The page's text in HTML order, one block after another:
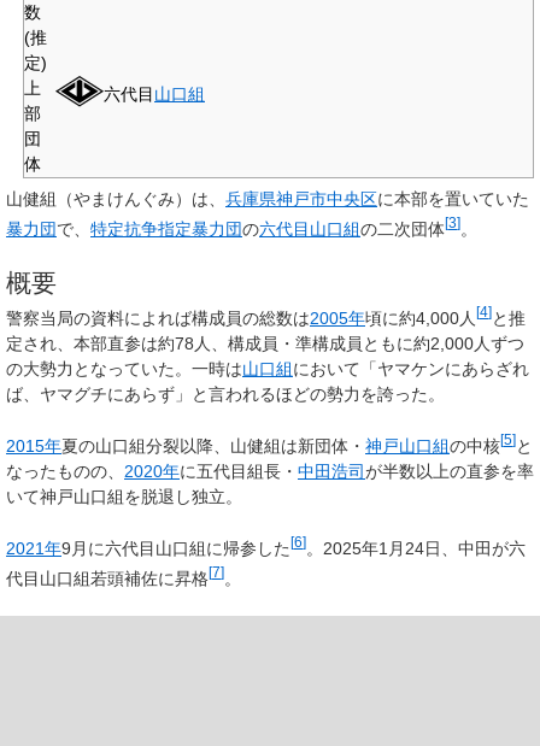
数
(推
定)
上
部
団
体
六代目山口組
山健組 （やまけんぐみ）は、 兵庫県神戸市中央区に本部を置いていた
暴力団で、 特定抗争指定暴力団の六代目山口組の二次団体[3]。
概要
警察当局の資料によれば構成員の総数は2005年頃に約4,000人 [4]と推
定され、本部直参は約78人、構成員・準構成員ともに約2,000人ずつ
の大勢力となっていた。一時は山口組において「ヤマケンにあらざれ
ば、ヤマグチにあらず」と言われるほどの勢力を誇った。
2015年夏の山口組分裂以降、山健組は新団体・ 神戸山口組の中核[5] と
なったものの、 2020年に五代目組長・ 中田浩司が半数以上の直参を率
いて神戸山口組を脱退し独立。
2021年9月に六代目山口組に帰参した [6] 。2025年1月24日、中田が六
代目山口組若頭補佐に昇格[7]。